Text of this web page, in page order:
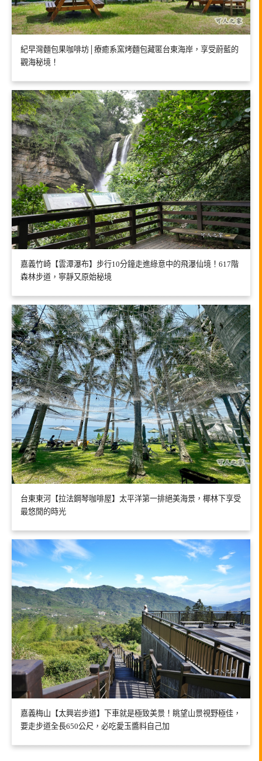
紀早灣麵包果咖啡坊│療癒系窯烤麵包藏匿台東海岸，享受蔚藍的
觀海秘境！
嘉義竹崎【雲潭瀑布】步行10分鐘走進綠意中的飛瀑仙境！617階
森林步道，寧靜又原始秘境
台東東河【拉法鋼琴咖啡屋】太平洋第一排絕美海景，椰林下享受
最悠閒的時光
嘉義梅山【太興岩步道】下車就是極致美景！眺望山景視野極佳，
要走步道全長650公尺，必吃愛玉醬料自己加